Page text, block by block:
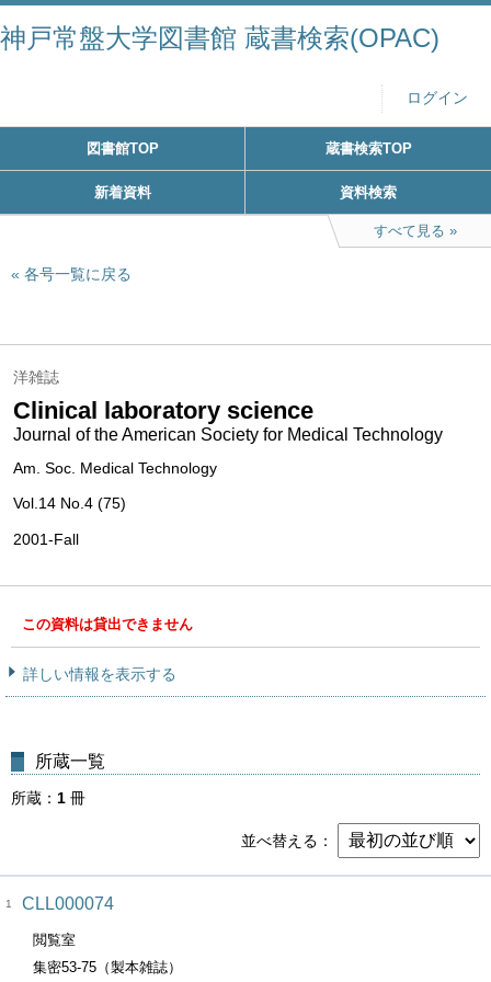
神戸常盤大学図書館 蔵書検索(OPAC)
ログイン
図書館TOP 蔵書検索TOP
新着資料 資料検索
すべて見る
各号一覧に戻る
洋雑誌
Clinical laboratory science
Journal of the American Society for Medical Technology
Am. Soc. Medical Technology
Vol.14 No.4 (75)
2001-Fall
この資料は貸出できません
詳しい情報を表示する
所蔵一覧
所蔵 1 冊
並べ替える
1 CLL000074
閲覧室
集密53-75（製本雑誌）